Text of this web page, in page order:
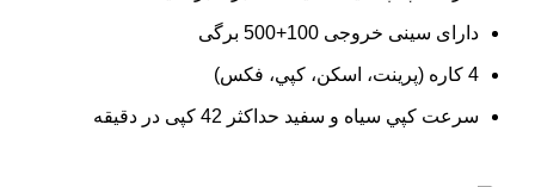
دارای سینی خروجی 100+500 برگی
4 کاره (پرينت، اسکن، کپي، فکس)
سرعت کپي سياه و سفيد حداکثر 42 کپی در دقیقه